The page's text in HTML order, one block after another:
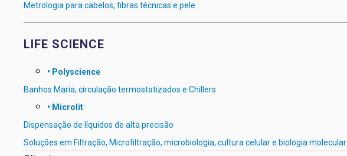
Metrologia para cabelos, fibras técnicas e pele
LIFE SCIENCE
• Polyscience
Banhos Maria, circulação termostatizados e Chillers
• Microlit
Dispensação de líquidos de alta precisão
Soluções em Filtração, Microfiltração, microbiologia, cultura celular e biologia molecular